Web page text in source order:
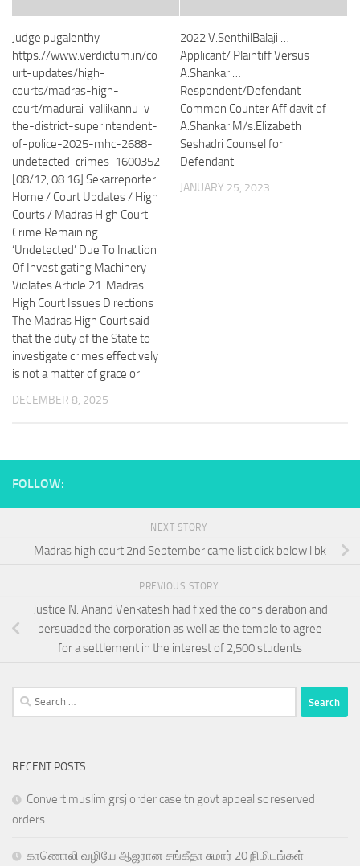
Judge pugalenthy
https://www.verdictum.in/co
urt-updates/high-
courts/madras-high-
court/madurai-vallikannu-v-
the-district-superintendent-
of-police-2025-mhc-2688-
undetected-crimes-1600352
[08/12, 08:16] Sekarreporter:
Home / Court Updates / High
Courts / Madras High Court
Crime Remaining
‘Undetected’ Due To Inaction
Of Investigating Machinery
Violates Article 21: Madras
High Court Issues Directions
The Madras High Court said
that the duty of the State to
investigate crimes effectively
is not a matter of grace or
DECEMBER 8, 2025
2022 V.SenthilBalaji …
Applicant/ Plaintiff Versus
A.Shankar …
Respondent/Defendant
Common Counter Affidavit of
A.Shankar M/s.Elizabeth
Seshadri Counsel for
Defendant
JANUARY 25, 2023
FOLLOW:
NEXT STORY
Madras high court 2nd September came list click below libk
PREVIOUS STORY
Justice N. Anand Venkatesh had fixed the consideration and
persuaded the corporation as well as the temple to agree
for a settlement in the interest of 2,500 students
Search
for:
RECENT POSTS
Convert muslim grsj order case tn govt appeal sc reserved
orders
காணொலி வழியே ஆஜரான சங்கீதா சுமார் 20 நிமிடங்கள்